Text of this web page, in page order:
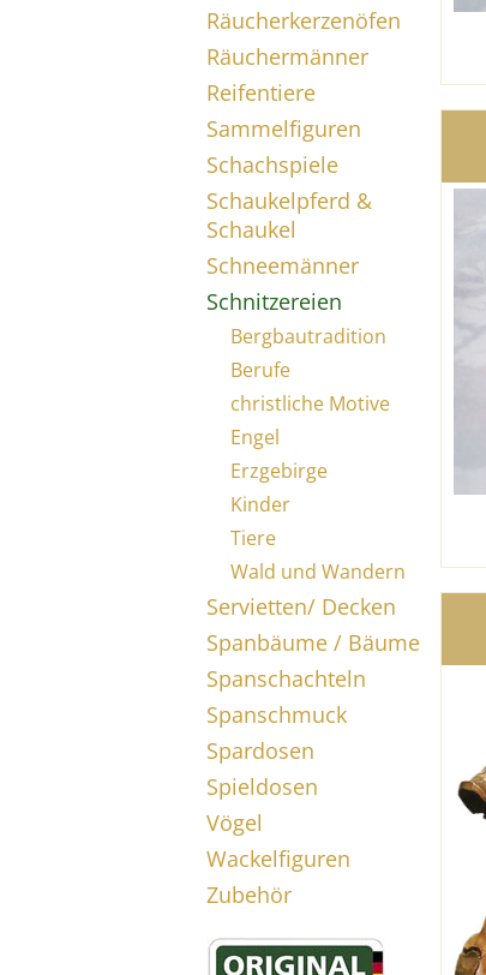
Räucherkerzenöfen
Räuchermänner
Reifentiere
Sammelfiguren
Schachspiele
Schaukelpferd &
Schaukel
Schneemänner
Schnitzereien
Bergbautradition
Berufe
christliche Motive
Engel
Erzgebirge
Kinder
Tiere
Wald und Wandern
Servietten/ Decken
Spanbäume / Bäume
Spanschachteln
Spanschmuck
Spardosen
Spieldosen
Vögel
Wackelfiguren
Zubehör